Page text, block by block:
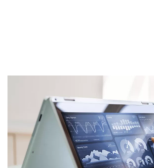
Asuransi
Asuransi Jiwa
Asuransi Kesehatan
Asuransi Syariah